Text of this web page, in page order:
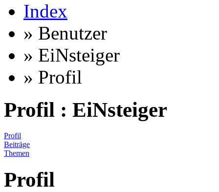
Index
» Benutzer
» EiNsteiger
» Profil
Profil : EiNsteiger
Profil
Beiträge
Themen
Profil